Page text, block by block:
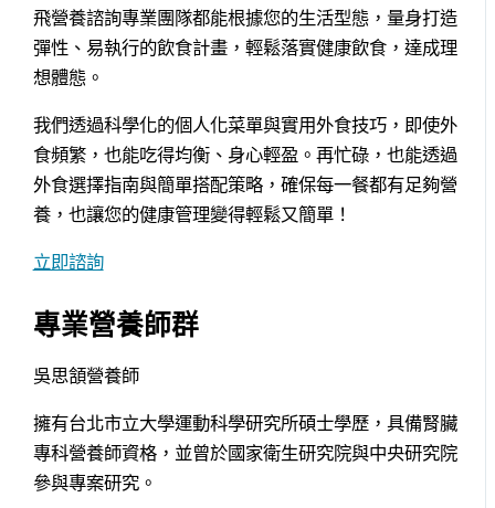
飛營養諮詢專業團隊都能根據您的生活型態，量身打造
彈性、易執行的飲食計畫，輕鬆落實健康飲食，達成理
想體態。
我們透過科學化的個人化菜單與實用外食技巧，即使外
食頻繁，也能吃得均衡、身心輕盈。再忙碌，也能透過
外食選擇指南與簡單搭配策略，確保每一餐都有足夠營
養，也讓您的健康管理變得輕鬆又簡單！
立即諮詢
專業營養師群
吳思頷營養師
擁有台北市立大學運動科學研究所碩士學歷，具備腎臟
專科營養師資格，並曾於國家衛生研究院與中央研究院
參與專案研究。